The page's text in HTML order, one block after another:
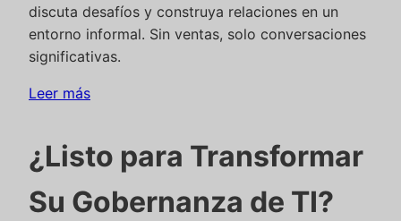
discuta desafíos y construya relaciones en un
entorno informal. Sin ventas, solo conversaciones
significativas.
Leer más
¿Listo para Transformar
Su Gobernanza de TI?